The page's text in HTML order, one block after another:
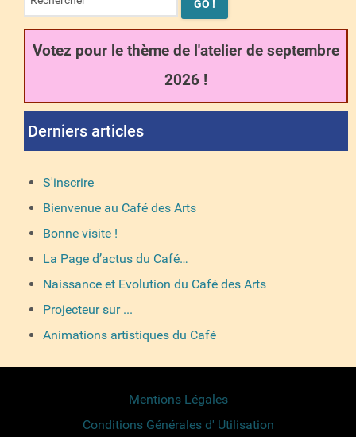
Votez pour le thème de l'atelier de septembre
2026 !
Derniers articles
S'inscrire
Bienvenue au Café des Arts
Bonne visite !
La Page d’actus du Café…
Naissance et Evolution du Café des Arts
Projecteur sur ...
Animations artistiques du Café
Mentions Légales
Conditions Générales d' Utilisation